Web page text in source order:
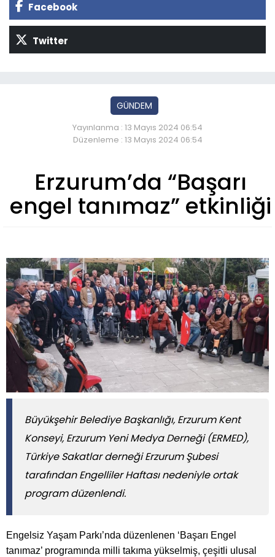
Facebook
Twitter
GÜNDEM
Yayınlanma : 13 Mayıs 2024 06:54
Düzenleme : 13 Mayıs 2024 06:54
Erzurum’da “Başarı
engel tanımaz” etkinliği
Büyükşehir Belediye Başkanlığı, Erzurum Kent
Konseyi, Erzurum Yeni Medya Derneği (ERMED),
Türkiye Sakatlar derneği Erzurum Şubesi
tarafından Engelliler Haftası nedeniyle ortak
program düzenlendi.
Engelsiz Yaşam Parkı’nda düzenlenen ‘Başarı Engel
tanımaz’ programında milli takıma yükselmiş, çeşitli ulusal